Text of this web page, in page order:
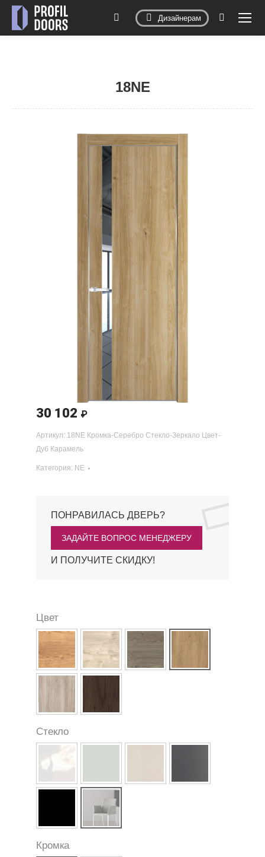
Дизайнерам Поиск:
18NE
30 102 ₽
Артикул: 18NE Кромка-Серебро Стекло-Зеркало Цвет-
Дуб Карамель
Категория: NE
ПОНРАВИЛАСЬ ДВЕРЬ?
ЗАДАЙТЕ ВОПРОС МЕНЕДЖЕРУ
И ПОЛУЧИТЕ СКИДКУ!
Цвет
Стекло
Кромка